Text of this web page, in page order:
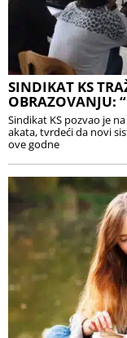
SINDIKAT KS
Sindikat KS pozvao je
akata, tvrdeći da novi
ove godne